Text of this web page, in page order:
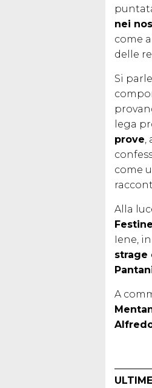
nei
come
delle
Si
lega
prove
come
Alla
Iene,
strage
A